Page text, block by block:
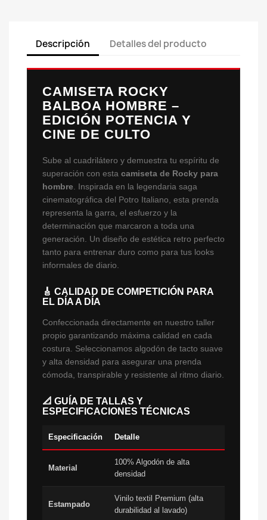
Descripción Detalles del producto
CAMISETA ROCKY
BALBOA HOMBRE –
EDICIÓN POTENCIA Y
CINE DE CULTO
Sube al cuadrilátero y demuestra tu espíritu de
superación con esta camiseta de Rocky para
hombre . Inspirada en la legendaria saga
cinematográfica del Potro Italiano, esta prenda
representa la garra, el esfuerzo y la
determinación que marcaron a toda una
generación. Un diseño de estética retro perfecto
tanto para entrenar duro como para tus looks
informales de diario.
🎸 CALIDAD DE COMPETICIÓN PARA
EL DÍA A DÍA
Confeccionada directamente en nuestro taller
propio garantizando máxima calidad en cada
costura. Seleccionamos algodón de tacto suave
y alta densidad para asegurar una prenda
cómoda, transpirable y resistente al ritmo diario.
📐 GUÍA DE TALLAS Y
ESPECIFICACIONES TÉCNICAS
Especificación Detalle
Material
100% Algodón de alta
densidad
Estampado
Vinilo textil Premium (alta
durabilidad al lavado)